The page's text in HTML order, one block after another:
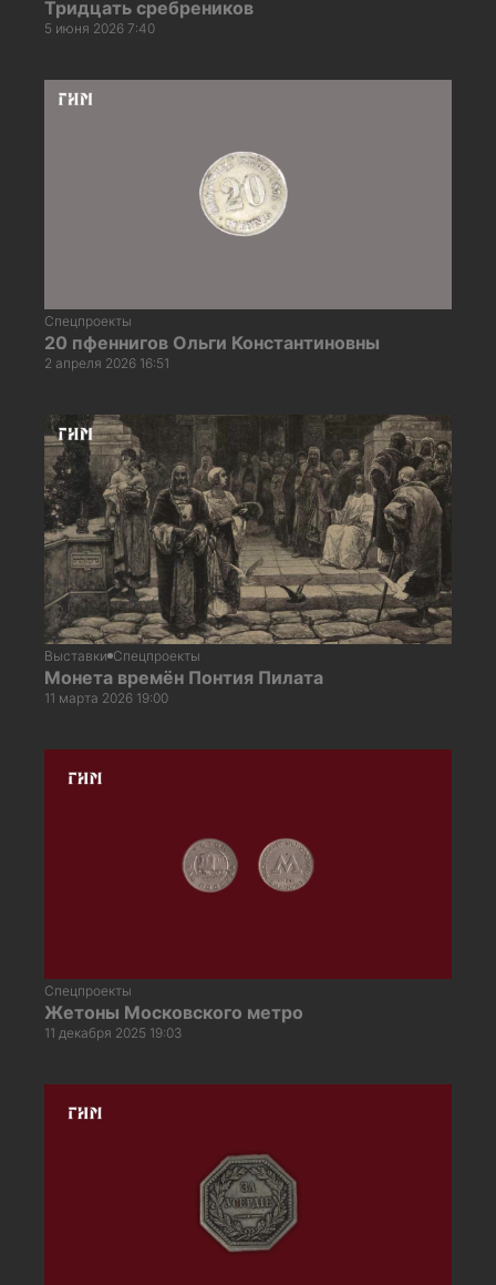
Тридцать сребреников
5 июня 2026 7:40
Спецпроекты
20 пфеннигов Ольги Константиновны
2 апреля 2026 16:51
Выставки Спецпроекты
Монета времён Понтия Пилата
11 марта 2026 19:00
Спецпроекты
Жетоны Московского метро
11 декабря 2025 19:03